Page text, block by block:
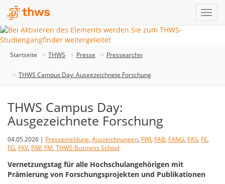
Startseite THWS Presse Pressearchiv
THWS Campus Day: Ausgezeichnete Forschung
THWS Campus Day:
Ausgezeichnete Forschung
04.05.2026 | Pressemeldung, Auszeichnungen, FWI, FAB, FANG, FAS, FE,
FG, FKV, FIW, FM, THWS Business School
Vernetzungstag für alle Hochschulangehörigen mit
Prämierung von Forschungsprojekten und Publikationen